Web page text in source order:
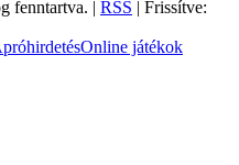
fenntartva. | RSS | Frissítve:
Online játékok